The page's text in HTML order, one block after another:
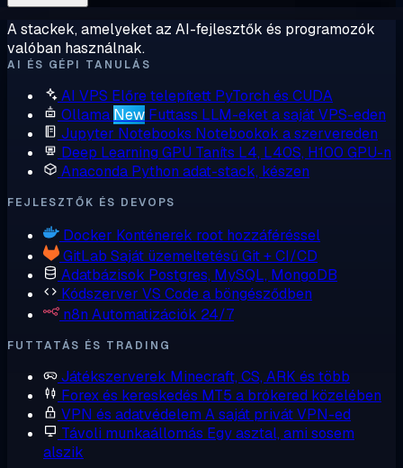
A stackek, amelyeket az AI-fejlesztők és programozók
valóban használnak.
AI ÉS GÉPI TANULÁS
AI VPS Előre telepített PyTorch és CUDA
Ollama New Futtass LLM-eket a saját VPS-eden
Jupyter Notebooks Notebookok a szervereden
Deep Learning GPU Taníts L4, L40S, H100 GPU-n
Anaconda Python adat-stack, készen
FEJLESZTŐK ÉS DEVOPS
Docker Konténerek root hozzáféréssel
GitLab Saját üzemeltetésű Git + CI/CD
Adatbázisok Postgres, MySQL, MongoDB
Kódszerver VS Code a böngésződben
n8n Automatizációk 24/7
FUTTATÁS ÉS TRADING
Játékszerverek Minecraft, CS, ARK és több
Forex és kereskedés MT5 a brókered közelében
VPN és adatvédelem A saját privát VPN-ed
Távoli munkaállomás Egy asztal, ami sosem
alszik